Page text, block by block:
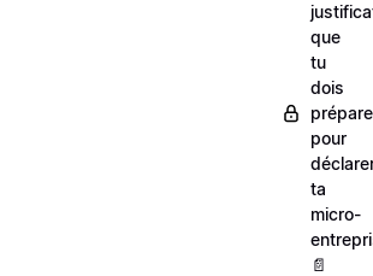
que
tu
dois
pour
ta
micro-
📄